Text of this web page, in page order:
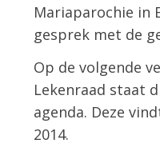
Mariaparochie in
gesprek met de
Op de volgende
Lekenraad staat
agenda. Deze
2014.